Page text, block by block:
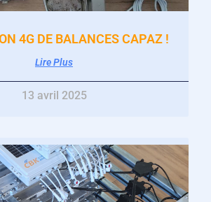
4G DE BALANCES CAPAZ !
Lire Plus
13 avril 2025